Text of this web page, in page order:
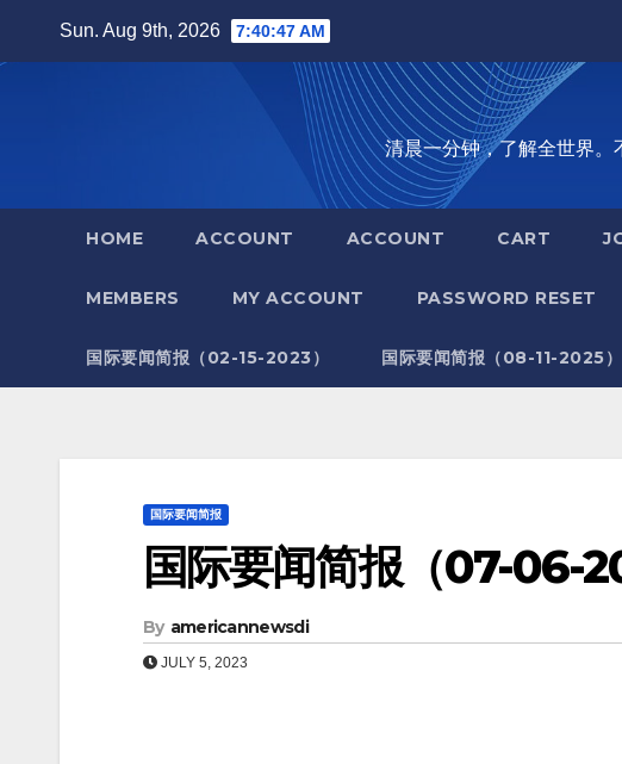
Sun. Aug 9th, 2026 7:40:48 AM
清晨一分钟，了解全世界。
HOME ACCOUNT ACCOUNT CART
MEMBERS MY ACCOUNT PASSWORD RESET
国际要闻简报（02-15-2023） 国际要闻简报（08-11-2025）
国际要闻简报
国际要闻简报（07-06-
By americannewsdi
JULY 5, 2023